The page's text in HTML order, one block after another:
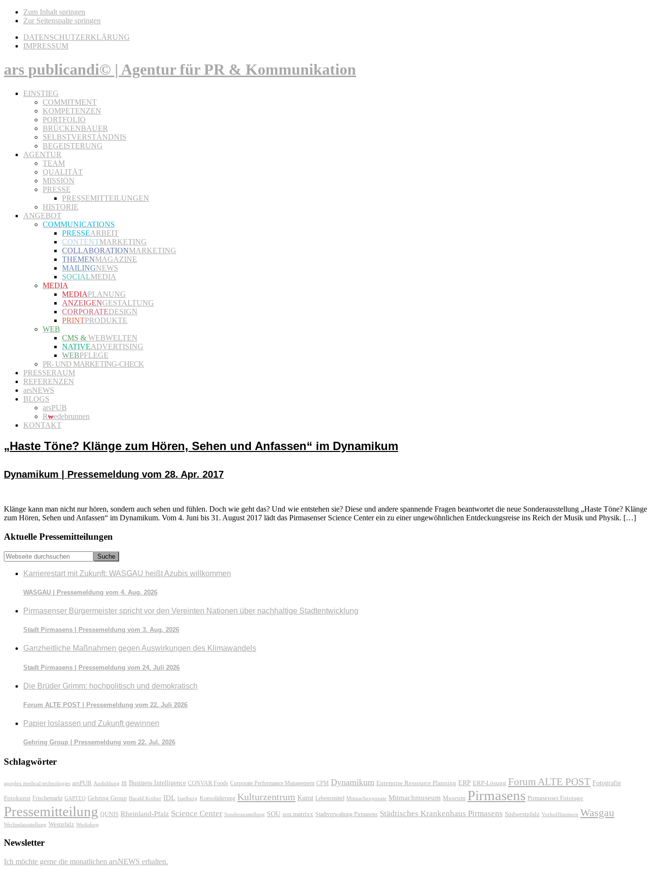
Zum Inhalt springen
Zur Seitenspalte springen
DATENSCHUTZERKLÄRUNG
IMPRESSUM
ars publicandi© | Agentur für PR & Kommunikation
EINSTIEG
COMMITMENT
KOMPETENZEN
PORTFOLIO
BRÜCKENBAUER
SELBSTVERSTÄNDNIS
BEGEISTERUNG
AGENTUR
TEAM
QUALITÄT
MISSION
PRESSE
PRESSEMITTEILUNGEN
HISTORIE
ANGEBOT
COMMUNICATIONS
PRESSEARBEIT
CONTENTMARKETING
COLLABORATIONMARKETING
THEMENMAGAZINE
MAILINGNEWS
SOCIALMEDIA
MEDIA
MEDIAPLANUNG
ANZEIGENGESTALTUNG
CORPORATEDESIGN
PRINTPRODUKTE
WEB
CMS & WEBWELTEN
NATIVEADVERTISING
WEBPFLEGE
PR- UND MARKETING-CHECK
PRESSERAUM
REFERENZEN
arsNEWS
BLOGS
arsPUB
Rwedebrunnen
KONTAKT
„Haste Töne? Klänge zum Hören, Sehen und Anfassen“ im Dynamikum
Dynamikum | Pressemeldung vom 28. Apr. 2017
Klänge kann man nicht nur hören, sondern auch sehen und fühlen. Doch wie geht das? Und wie entstehen sie? Diese und andere spannende Fragen beantwortet die neue Sonderausstellung „Haste Töne? Klänge
zum Hören, Sehen und Anfassen“ im Dynamikum. Vom 4. Juni bis 31. August 2017 lädt das Pirmasenser Science Center ein zu einer ungewöhnlichen Entdeckungsreise ins Reich der Musik und Physik. […]
Seitenspalte
Aktuelle Pressemitteilungen
Webseite
durchsuchen
Karrierestart mit Zukunft: WASGAU heißt Azubis willkommen
WASGAU | Pressemeldung vom 4. Aug. 2026
Pirmasenser Bürgermeister spricht vor den Vereinten Nationen über nachhaltige Stadtentwicklung
Stadt Pirmasens | Pressemeldung vom 3. Aug. 2026
Ganzheitliche Maßnahmen gegen Auswirkungen des Klimawandels
Stadt Pirmasens | Pressemeldung vom 24. Juli 2026
Die Brüder Grimm: hochpolitisch und demokratisch
Forum ALTE POST | Pressemeldung vom 22. Juli 2026
Papier loslassen und Zukunft gewinnen
Gehring Group | Pressemeldung vom 22. Jul. 2026
Schlagwörter
apoplex medical technologies arsPUB Ausbildung BI Business Intelligence CONVAR Foods Corporate Performance Management CPM Dynamikum Enterprise Ressource Planning ERP ERP-Lösung Forum ALTE POST Fotografie
Fotokunst Frischemarkt GAPTEQ Gehring Group Harald Kröher IDL Isselburg Konsolidierung Kulturzentrum Kunst Lebensmittel Mitmachexponate Mitmachmuseum Museum Pirmasens Pirmasenser Fototage
Pressemitteilung QUNIS Rheinland-Pfalz Science Center Sonderausstellung SOU sou.matrixx Stadtverwaltung Pirmasens Städtisches Krankenhaus Pirmasens Südwestpfalz Vorhofflimmern Wasgau
Wechselausstellung Westpfalz Workshop
Newsletter
Ich möchte gerne die monatlichen arsNEWS erhalten.